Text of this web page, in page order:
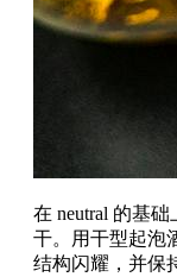
在 neutral 的基
干。用干型起泡
结构闪耀，并保